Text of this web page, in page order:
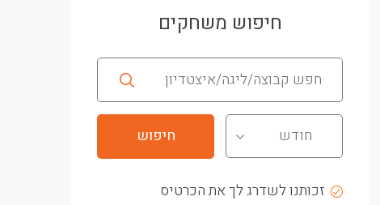
חיפוש משחקים
חודש
זכותנו לשדרג לך את הכרטיס